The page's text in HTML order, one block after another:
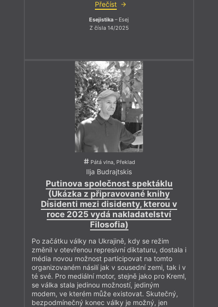
Přečíst
Esejistika – Esej
Z čísla 14/2025
Pátá vlna, Překlad
Ilja Budrajtskis
Putinova společnost spektáklu
(Ukázka z připravované knihy
Disidenti mezi disidenty, kterou v
roce 2025 vydá nakladatelství
Filosofia)
Po začátku války na Ukrajině, kdy se režim
změnil v otevřenou represivní diktaturu, dostala i
média novou možnost participovat na tomto
organizovaném násilí jak v sousední zemi, tak i v
té své. Pro mediální motor, stejně jako pro Kreml,
se válka stala jedinou možností, jediným
modem, ve kterém může existovat. Skutečný,
bezpodmínečný konec války je možný, jen